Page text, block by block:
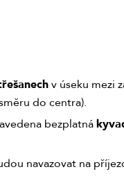
v úseku mezi
do centra).
bezplatná
navazovat na